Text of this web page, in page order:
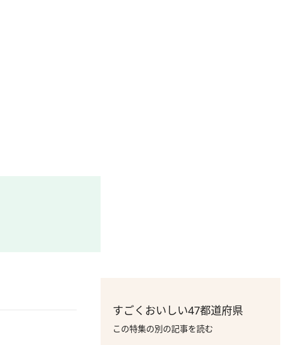
すごくおいしい47都道府県
この特集の別の記事を読む